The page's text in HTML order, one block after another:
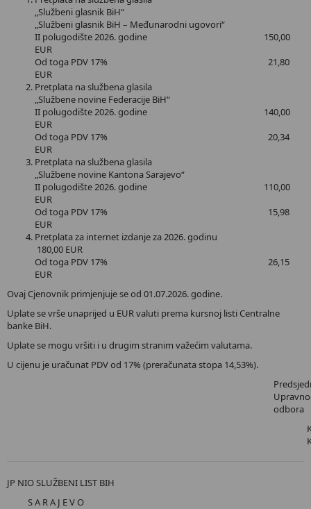
„Službeni glasnik BiH“
„Službeni glasnik BiH – Međunarodni ugovori“
II polugodište 2026. godine 150,00
EUR
Od toga PDV 17% 21,80
EUR
Pretplata na službena glasila
„Službene novine Federacije BiH“
II polugodište 2026. godine 140,00
EUR
Od toga PDV 17% 20,34
EUR
Pretplata na službena glasila
„Službene novine Kantona Sarajevo“
II polugodište 2026. godine 110,00
EUR
Od toga PDV 17% 15,98
EUR
Pretplata za internet izdanje za 2026. godinu
180,00 EUR
Od toga PDV 17% 26,15
EUR
Ovaj Cjenovnik primjenjuje se od 01.07.2026. godine.
Uplate se vrše unaprijed u EUR valuti prema kursnoj listi Centralne
banke BiH.
Uplate se mogu vršiti i u drugim stranim važećim valutama.
U cijenu je uračunat PDV od 17% (preračunata stopa 14,53%).
odbora
JP NIO SLUŽBENI LIST BIH
S A R A J E V O